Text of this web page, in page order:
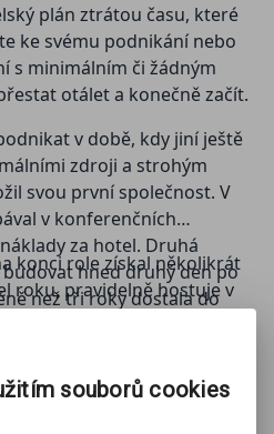
plán ztrátou času, které
ke svému podnikání nebo
s minimálním či žádným
otálet a konečně začít.
v době, kdy jiní ještě
zdroji a strohým
svou první společnost. V
v konferenčních
za hotel. Druhá
hned druhý den po
než tři roky dostala do
konci role získal několikrát
roku, pravidelně hostuje v
a ABC a je hostujícím
VÍCEsouborů cookies